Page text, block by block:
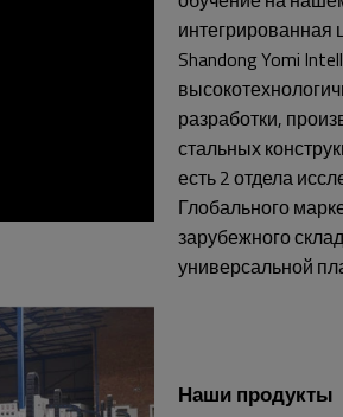
интегрированная
Shandong Yomi
разработки,
стальных
есть 2 отдела
Глобального
зарубежного
универсальной
Наши продукты